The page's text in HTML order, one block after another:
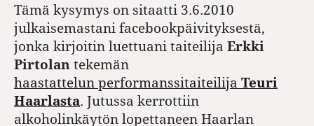
Tämä kysymys on sitaatti 3.6.2010
julkaisemastani facebookpäivityksestä,
jonka kirjoitin luettuani taiteilija Erkki
Pirtolan tekemän
haastattelun performanssitaiteilija Teuri
Haarlasta. Jutussa kerrottiin
alkoholinkäytön lopettaneen Haarlan